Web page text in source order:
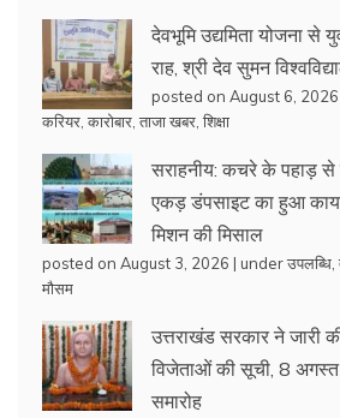
देवभूमि उद्यमिता योजना से
राह, श्री देव सुमन
posted on August 6, 2026
करियर कारोबार ताजा खबर शिक्षा
सराहनीय: कचरे के पहाड़ से
एकड़ डंपसाइट का हुआ
मिशन की मिसाल
posted on August 3, 2026 | underउपलब्धि
मौसम
उत्तराखंड सरकार ने जारी
विजेताओं की सूची, 8 अगस्त
समारोह